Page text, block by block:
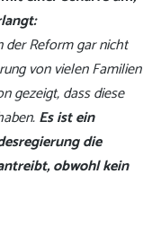
Reform gar nicht
von vielen Familien
gezeigt, dass diese
Es ist ein
die
obwohl kein